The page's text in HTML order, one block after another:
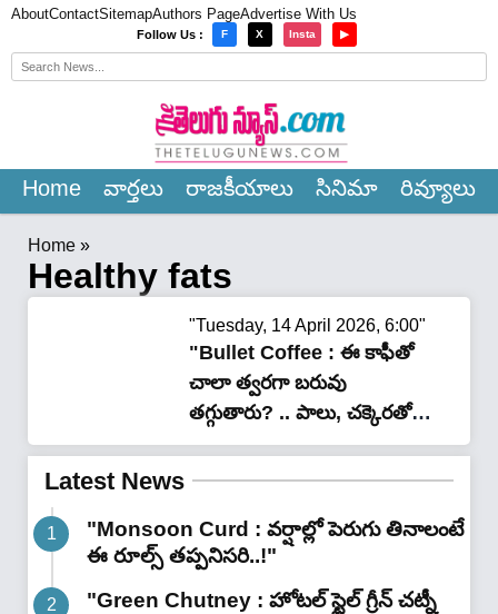
AboutContactSitemapAuthors PageAdvertise With Us
Follow Us : F X Insta ▶
Home వార్త‌లు రాజ‌కీయాలు సినిమా రివ్యూలు
Home »
Healthy fats
"Tuesday, 14 April 2026, 6:00"
"Bullet Coffee : ఈ కాఫీతో
చాలా త్వరగా బరువు
తగ్గుతారు? .. పాలు, చక్కెరతో
కాదు దీని తయారీ వెనుక ఉన్న
Latest News
"Monsoon Curd : వర్షాల్లో పెరుగు తినాలంటే
ఈ రూల్స్ తప్పనిసరి..!"
"Green Chutney : హోటల్ స్టైల్ గ్రీన్ చట్నీ